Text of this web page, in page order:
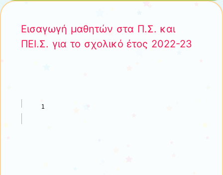
Εισαγωγή μαθητών στα Π.Σ. και
ΠΕΙ.Σ. για το σχολικό έτος 2022-23